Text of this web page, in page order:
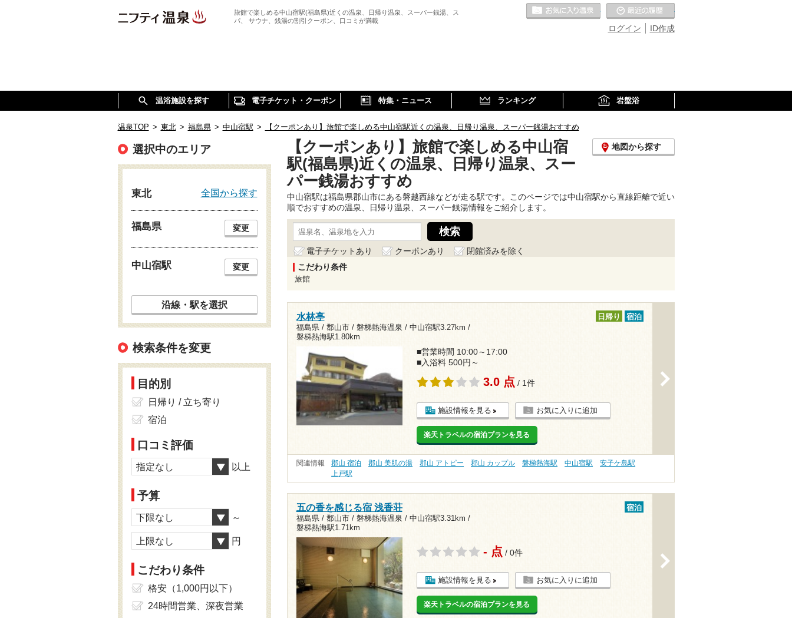
旅館で楽しめる中山宿駅(福島県)近くの温泉、日帰り温泉、スーパー銭湯、ス
パ、 サウナ、銭湯の割引クーポン、口コミが満載
ID作成
ログイン
お気に入りの温泉
温浴施設を探す 電子チケット・クーポン 特集・ニュース ランキング 岩盤浴
温泉TOP > 東北 > 福島県 > 中山宿駅 > 【クーポンあり】旅館で楽しめる中山宿駅近くの温泉、日帰り温泉、スーパー銭湯おすすめ
【クーポンあり】旅館で楽しめる中山宿
駅(福島県)近くの温泉、日帰り温泉、スー
パー銭湯おすすめ
地図から探す
中山宿駅は福島県郡山市にある磐越西線などが走る駅です。このページでは中山宿駅から直線距離で近い
順でおすすめの温泉、日帰り温泉、スーパー銭湯情報をご紹介します。
電子チケットあり クーポンあり
閉館済みを除く
こだわり条件
旅館
水林亭
福島県 / 郡山市 / 磐梯熱海温泉 / 中山宿駅3.27km /
磐梯熱海駅1.80km
日帰り 宿泊
■営業時間 10:00～17:00
■入浴料 500円～
3.0 点 / 1件
施設情報を見る お気に入りに追加
楽天トラベルの宿泊プランを見る
関連情報 郡山 宿泊 郡山 美肌の湯 郡山 アトピー 郡山 カップル 磐梯熱海駅 中山宿駅
安子ケ島駅
上戸駅
五の香を感じる宿 浅香荘
福島県 / 郡山市 / 磐梯熱海温泉 / 中山宿駅3.31km /
磐梯熱海駅1.71km
宿泊
- 点 / 0件
施設情報を見る お気に入りに追加
楽天トラベルの宿泊プランを見る
選択中のエリア
東北 全国から探す
福島県 変更
中山宿駅 変更
沿線・駅を選択
検索条件を変更
目的別
日帰り / 立ち寄り
宿泊
口コミ評価
指定なし 以上
予算
下限なし ～
上限なし 円
こだわり条件
格安（1,000円以下）
24時間営業、深夜営業